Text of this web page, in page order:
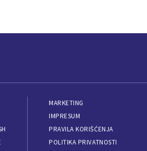
MARKETING
IMPRESUM
PRAVILA KORIŠĆENJA
POLITIKA PRIVATNOSTI